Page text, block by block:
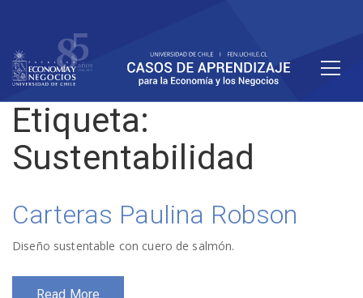
Etiqueta:
Sustentabilidad
Carteras Paulina Robson
Diseño sustentable con cuero de salmón.
Read More